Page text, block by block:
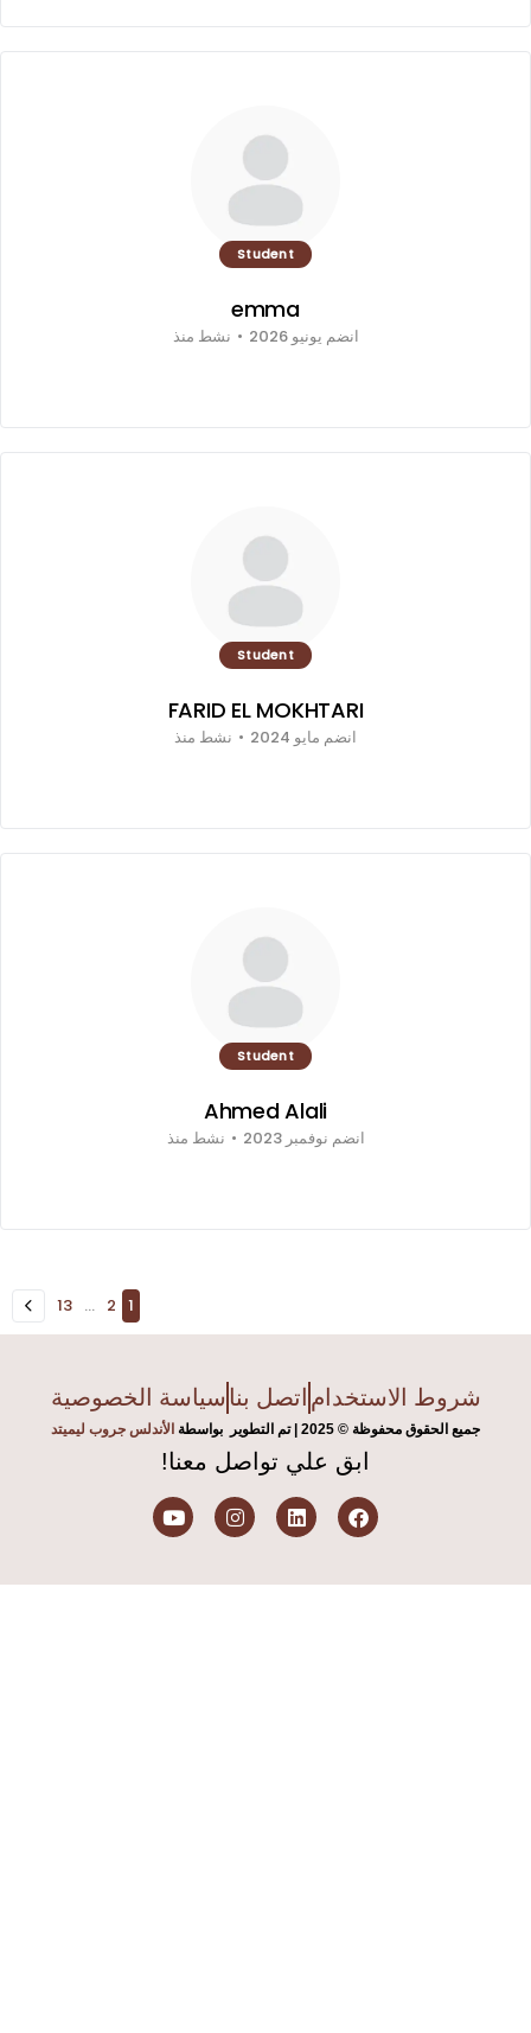
Student
emma
انضم يونيو 2026 • نشط منذ
Student
FARID EL MOKHTARI
انضم مايو 2024 • نشط منذ
Student
Ahmed Alali
انضم نوفمبر 2023 • نشط منذ
…
13
شروط الاستخداماتصل بناسياسة الخصوصية
جميع الحقوق محفوظة © 2025 | تم التطويربواسطة الأندلس جروب ليميتد
ابق علي تواصل معنا!